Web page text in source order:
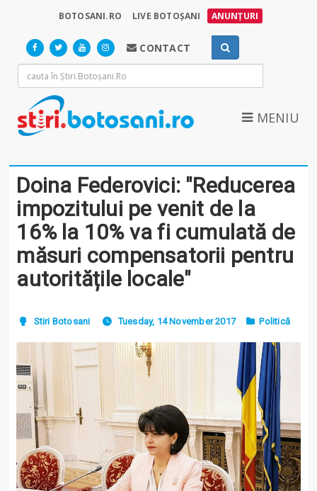
BOTOSANI.RO LIVE BOTOȘANI ANUNȚURI
CONTACT
MENIU
Doina Federovici: "Reducerea
impozitului pe venit de la
16% la 10% va fi cumulată de
măsuri compensatorii pentru
autoritățile locale"
Stiri Botosani Tuesday, 14 November 2017 Politică